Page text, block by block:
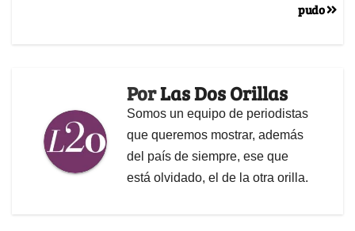
pudo
PorLas Dos Orillas
Somos un equipo de periodistas
que queremos mostrar, además
del país de siempre, ese que
está olvidado, el de la otra orilla.